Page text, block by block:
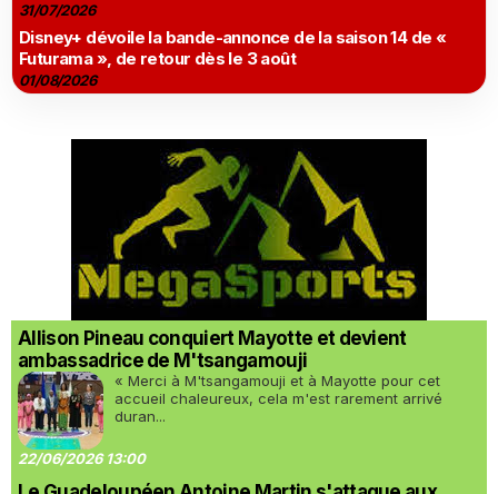
31/07/2026
Disney+ dévoile la bande-annonce de la saison 14 de «
Futurama », de retour dès le 3 août
01/08/2026
Allison Pineau conquiert Mayotte et devient
ambassadrice de M'tsangamouji
« Merci à M'tsangamouji et à Mayotte pour cet
accueil chaleureux, cela m'est rarement arrivé
duran...
22/06/2026 13:00